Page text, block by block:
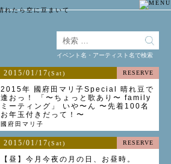
2015/01/17(Sat) RESERVE
2015年 國府田マリ子Special 晴れ豆で
逢おっ！ 「〜ちょっと歌あり〜 family
ミーティング」 いや〜ん 〜先着100名
お年玉付きだって！〜
國府田マリ子
2015/01/17(Sat) RESERVE
【昼】今月今夜の月の日、お昼時。
イベント名・アーティスト名で検索